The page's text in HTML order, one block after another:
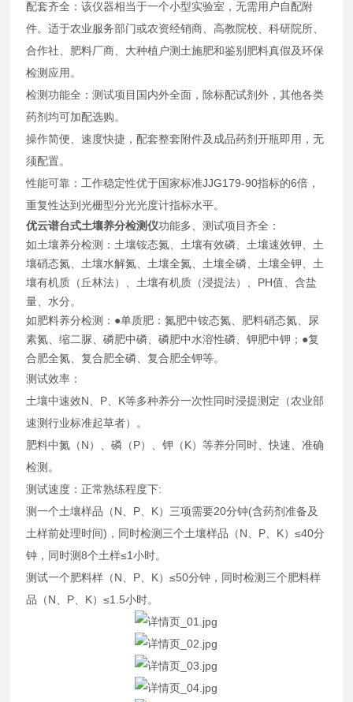
配套齐全：该仪器相当于一个小型实验室，无需用户自配附
件。适于农业服务部门或农资经销商、高教院校、科研院所、
合作社、肥料厂商、大种植户测土施肥和鉴别肥料真假及环保
检测应用。
检测功能全：测试项目国内外全面，除标配试剂外，其他各类
药剂均可加配选购。
操作简便、速度快捷，配套整套附件及成品药剂开瓶即用，无
须配置。
性能可靠：工作稳定性优于国家标准JJG179-90指标的6倍，
重复性达到光栅型分光光度计指标水平。
优云谱台式土壤养分检测仪功能多、测试项目齐全：
如土壤养分检测：土壤铵态氮、土壤有效磷、土壤速效钾、土
壤硝态氮、土壤水解氮、土壤全氮、土壤全磷、土壤全钾、土
壤有机质（丘林法）、土壤有机质（浸提法）、PH值、含盐
量、水分。
如肥料养分检测：●单质肥：氮肥中铵态氮、肥料硝态氮、尿
素氮、缩二脲、磷肥中磷、磷肥中水溶性磷、钾肥中钾；●复
合肥全氮、复合肥全磷、复合肥全钾等。
测试效率：
土壤中速效N、P、K等多种养分一次性同时浸提测定（农业部
速测行业标准起草者）。
肥料中氮（N）、磷（P）、钾（K）等养分同时、快速、准确
检测。
测试速度：正常熟练程度下:
测一个土壤样品（N、P、K）三项需要20分钟(含药剂准备及
土样前处理时间)，同时检测三个土壤样品（N、P、K）≤40分
钟，同时测8个土样≤1小时。
测试一个肥料样（N、P、K）≤50分钟，同时检测三个肥料样
品（N、P、K）≤1.5小时。